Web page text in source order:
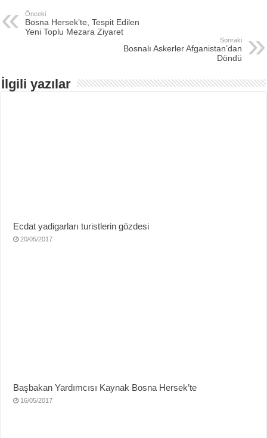
Önceki
Bosna Hersek’te, Tespit Edilen
Yeni Toplu Mezara Ziyaret
Sonraki
Bosnalı Askerler Afganistan’dan
Döndü
İlgili yazılar
Ecdat yadigarları turistlerin gözdesi
20/05/2017
Başbakan Yardımcısı Kaynak Bosna Hersek’te
16/05/2017